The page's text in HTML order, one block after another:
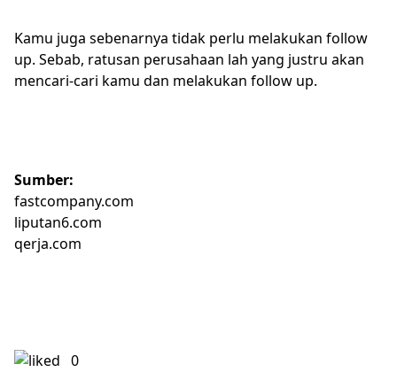
Kamu juga sebenarnya tidak perlu melakukan follow
up. Sebab, ratusan perusahaan lah yang justru akan
mencari-cari kamu dan melakukan follow up.
Sumber:
fastcompany.com
liputan6.com
qerja.com
0